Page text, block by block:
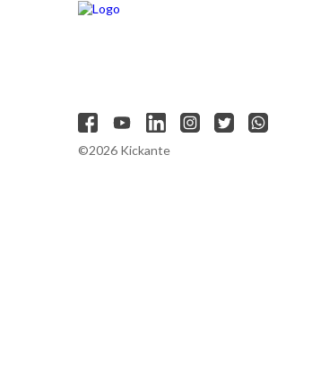
©2026 Kickante